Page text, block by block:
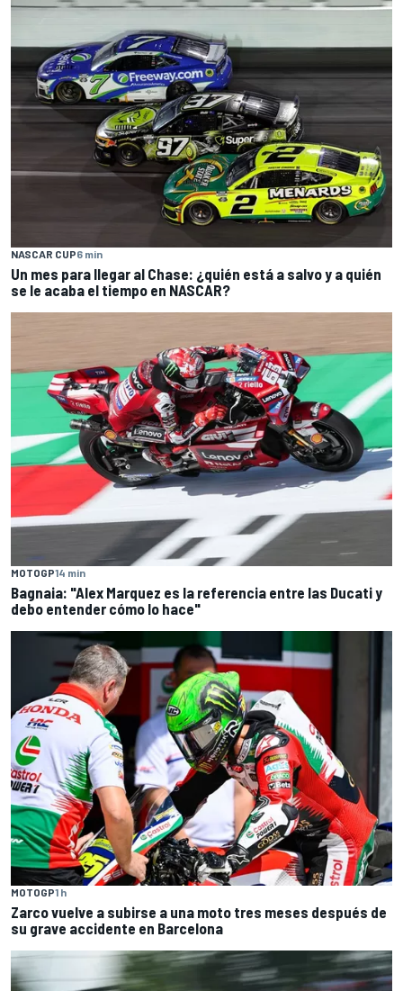
NASCAR CUP6 min
Un mes para llegar al Chase: ¿quién está a salvo y a quién
se le acaba el tiempo en NASCAR?
MOTOGP14 min
Bagnaia: "Alex Marquez es la referencia entre las Ducati y
debo entender cómo lo hace"
MOTOGP1 h
Zarco vuelve a subirse a una moto tres meses después de
su grave accidente en Barcelona